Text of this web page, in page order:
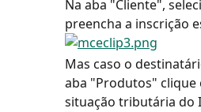
Na aba "Cliente",
preencha a inscrição
Mas caso o
aba "Produtos"
situação tributária do